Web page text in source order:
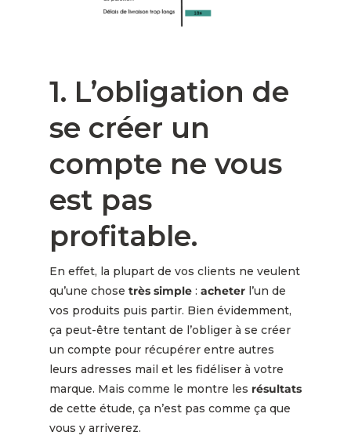
1. L’obligation de
se créer un
compte ne vous
est pas
profitable.
En effet, la plupart de vos clients ne veulent
qu’une chose très simple: acheterl’un de
vos produits puis partir. Bien évidemment,
ça peut-être tentant de l’obliger à se créer
un compte pour récupérer entre autres
leurs adresses mail et les fidéliser à votre
marque. Mais comme le montre les résultats
de cette étude, ça n’est pas comme ça que
vous y arriverez.